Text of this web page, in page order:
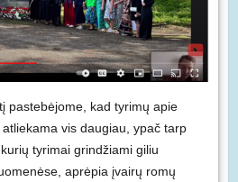
pastebėjome, kad tyrimų apie
vis daugiau, ypač tarp
tyrimai grindžiami giliu
aprėpia įvairų romų